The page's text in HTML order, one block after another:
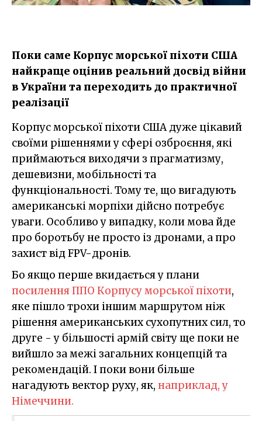
Поки саме Корпус морської піхоти США
найкраще оцінив реальний досвід війни
в України та переходить до практичної
реалізації
Корпус морської піхоти США дуже цікавий
своїми рішеннями у сфері озброєння, які
приймаються виходячи з прагматизму,
дешевизни, мобільності та
функціональності. Тому те, що вигадують
американські морпіхи дійсно потребує
уваги. Особливо у випадку, коли мова йде
про боротьбу не просто із дронами, а про
захист від FPV-дронів.
Бо якщо перше вкидається у плани
посилення ППО Корпусу морської піхоти,
яке пішло трохи іншим маршрутом ніж
рішення американських сухопутних сил, то
друге - у більшості армій світу ще поки не
вийшло за межі загальних концепцій та
рекомендацій. І поки вони більше
нагадують вектор руху, як, наприклад, у
Німеччини.